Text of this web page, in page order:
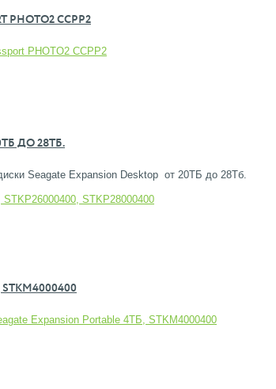
PHOTO2 CCPP2
PHOTO2 CCPP2
ДО 28ТБ.
Seagate Expansion Desktop от 20ТБ до 28Тб.
STKP28000400
STKM4000400
Expansion Portable 4TБ, STKM4000400